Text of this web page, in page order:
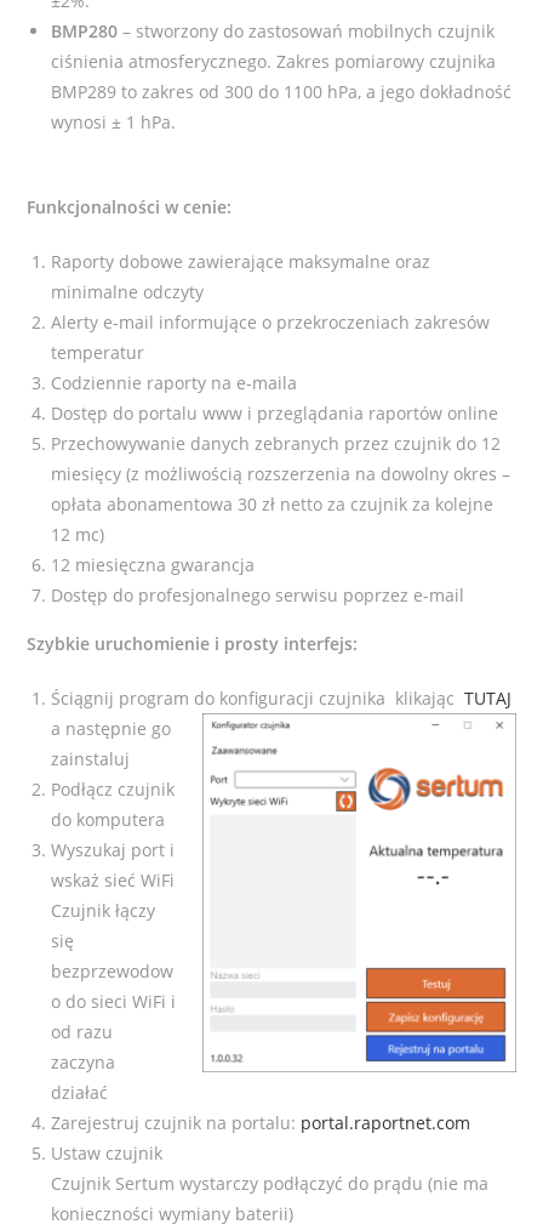
BMP280 – stworzony do zastosowań mobilnych czujnik
ciśnienia atmosferycznego. Zakres pomiarowy czujnika
BMP289 to zakres od 300 do 1100 hPa, a jego dokładność
wynosi ± 1 hPa.
Funkcjonalności w cenie:
Raporty dobowe zawierające maksymalne oraz
minimalne odczyty
Alerty e-mail informujące o przekroczeniach zakresów
temperatur
Codziennie raporty na e-maila
Dostęp do portalu www i przeglądania raportów online
Przechowywanie danych zebranych przez czujnik do 12
miesięcy (z możliwością rozszerzenia na dowolny okres –
opłata abonamentowa 30 zł netto za czujnik za kolejne
12 mc)
12 miesięczna gwarancja
Dostęp do profesjonalnego serwisu poprzez e-mail
Szybkie uruchomienie i prosty interfejs:
Ściągnij program do konfiguracji czujnika klikającTUTAJ
a następnie go
zainstaluj
Podłącz czujnik
do komputera
Wyszukaj port i
wskaż sieć WiFi
Czujnik łączy
się
bezprzewodow
o do sieci WiFi i
od razu
zaczyna
działać
Zarejestruj czujnik na portalu: portal.raportnet.com
Ustaw czujnik
Czujnik Sertum wystarczy podłączyć do prądu (nie ma
konieczności wymiany baterii)